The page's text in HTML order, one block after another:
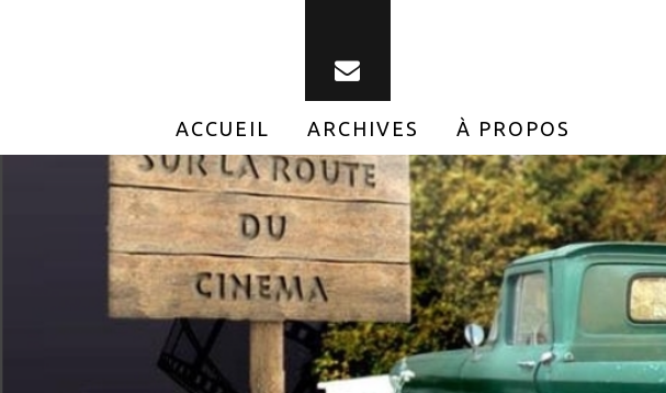
ACCUEIL ARCHIVES À PROPOS